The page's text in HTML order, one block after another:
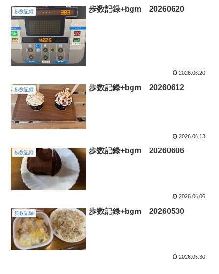
歩数記録 歩数記録+bgm 20260620
2026.06.20
歩数記録 歩数記録+bgm 20260612
2026.06.13
歩数記録 歩数記録+bgm 20260606
2026.06.06
歩数記録 歩数記録+bgm 20260530
2026.05.30